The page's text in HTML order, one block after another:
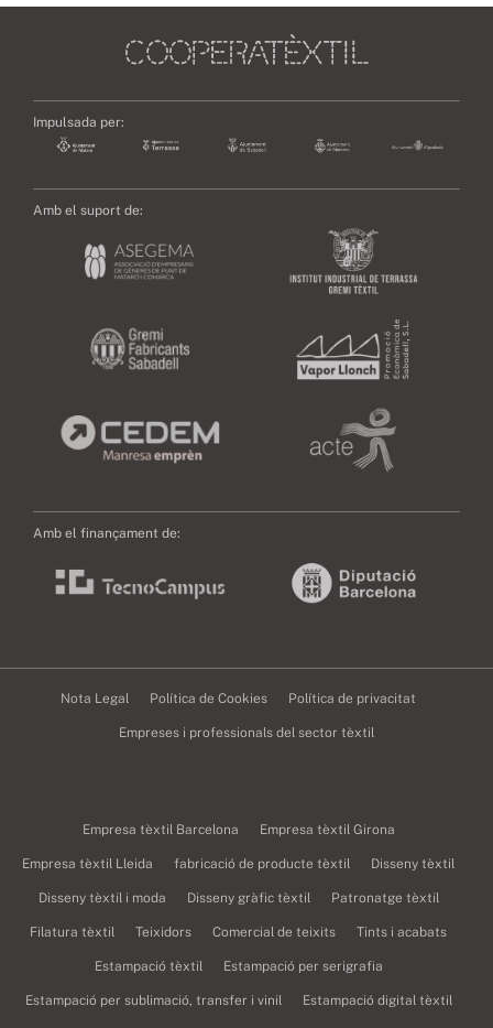
Impulsada per:
Amb el suport de:
Amb el finançament de:
Nota Legal Política de Cookies Política de privacitat
Empreses i professionals del sector tèxtil
Empresa tèxtil Barcelona Empresa tèxtil Girona
Empresa tèxtil Lleida fabricació de producte tèxtil Disseny tèxtil
Disseny tèxtil i moda Disseny gràfic tèxtil Patronatge tèxtil
Filatura tèxtil Teixidors Comercial de teixits Tints i acabats
Estampació tèxtil Estampació per serigrafia
Estampació per sublimació, transfer i vinil Estampació digital tèxtil